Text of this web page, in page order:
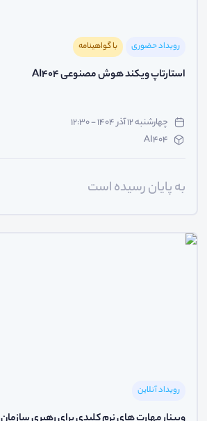
رویداد حضوری با گواهینامه
استارتاپ ویکند هوش مصنوعی AI404
چهارشنبه ۱۲ آذر ۱۴۰۴ - ۱۲:۳۰
AI404
به پایان رسیده است
رویداد آنلاین